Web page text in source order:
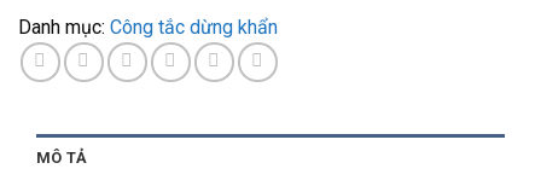
Danh mục: Công tắc dừng khẩn
MÔ TẢ